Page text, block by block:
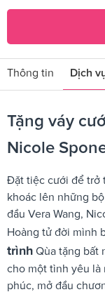
Thông tin Dịch
Tặng váy
Nicole
Đặt tiệc cưới để trở
khoác lên những
đầu Vera Wang,
Hoàng tử đời mình
trình Qùa tặng bất
cho một tình yêu là
phúc, mở đầu